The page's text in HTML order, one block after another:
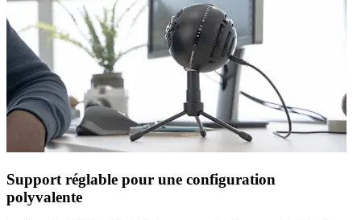
Support réglable pour une configuration
polyvalente